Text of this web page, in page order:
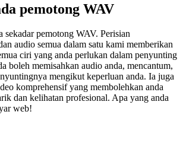
pemotong WAV
pemotong WAV. Perisian
audio semua dalam satu kami memberikan
ciri yang anda perlukan dalam penyunting
boleh memisahkan audio anda, mencantum,
mengikut keperluan anda. Ia juga
komprehensif yang membolehkan anda
dan kelihatan profesional. Apa yang anda
web!